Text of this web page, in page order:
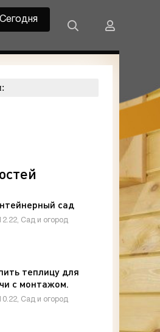
Сегодня
сад
Сад и огород
теплицу для
с монтажом.
Сад и огород